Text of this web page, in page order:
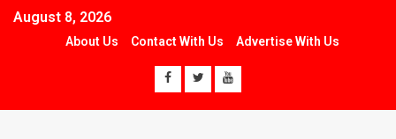
August 8, 2026
About Us Contact With Us Advertise With Us